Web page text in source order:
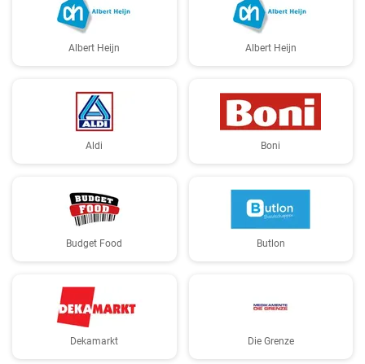
Albert Heijn Albert Heijn
Aldi Boni
Budget Food Butlon
Dekamarkt Die Grenze